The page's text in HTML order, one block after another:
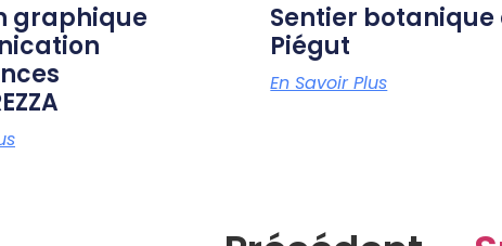
graphique
Sentier botanique
Piégut
En Savoir Plus